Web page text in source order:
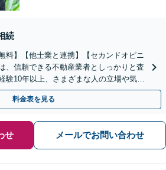
続
料】【他士業と連携】【セカンドオピニ
、信頼できる不動産業者としっかりと査
験10年以上、さまざまな人の立場や気持
相続放棄もお任せください。
料金表を見る
せ メールでお問い合わせ